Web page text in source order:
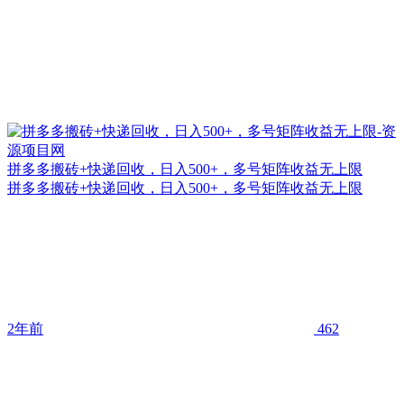
拼多多搬砖+快递回收，日入500+，多号矩阵收益无上限
拼多多搬砖+快递回收，日入500+，多号矩阵收益无上限
2年前 462